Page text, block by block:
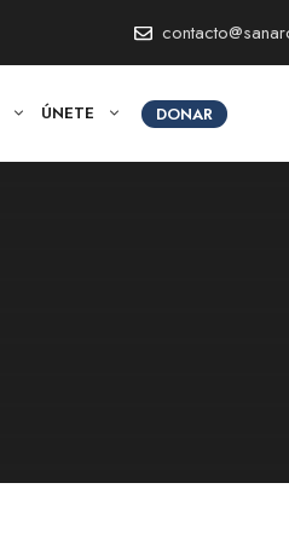
ÚNETE DONAR